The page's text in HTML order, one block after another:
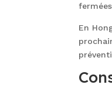
En